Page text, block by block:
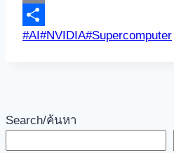
Link
Email
Share
Post
#AI#NVIDIA#Supercomputer
Search/ค้นหา